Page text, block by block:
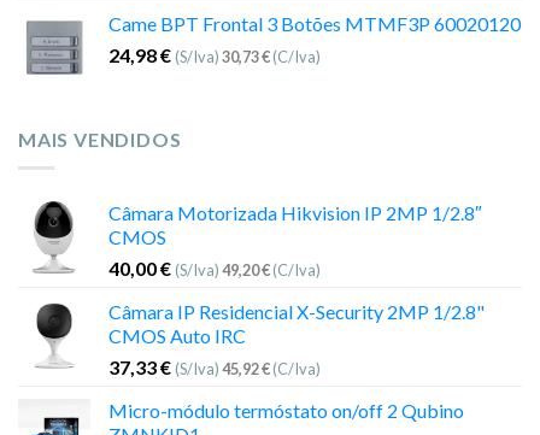
Came BPT Frontal 3 Botões MTMF3P 60020120
24,98€ (S/Iva)30,73€(C/Iva)
MAIS VENDIDOS
Câmara Motorizada Hikvision IP 2MP 1/2.8″
CMOS
40,00€ (S/Iva)49,20€(C/Iva)
Câmara IP Residencial X-Security 2MP 1/2.8"
CMOS Auto IRC
37,33€ (S/Iva)45,92€(C/Iva)
Micro-módulo termóstato on/off 2 Qubino